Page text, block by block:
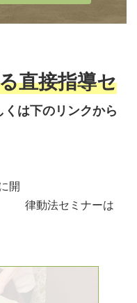
直接指導セ
くは下のリンクから
開
ナーは